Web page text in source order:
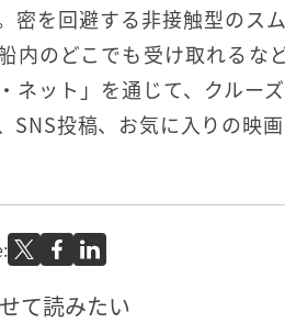
密を回避する非接触型のス
内のどこでも受け取れるな
ネット」を通じて、クルー
SNS投稿、お気に入りの映
て読みたい